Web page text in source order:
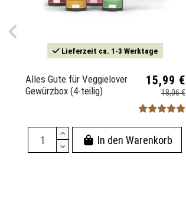
Lieferzeit ca. 1-3 Werktage
Alles Gute für Veggielover
Gewürzbox (4-teilig)
15,99 €
18,06 €
In den Warenkorb